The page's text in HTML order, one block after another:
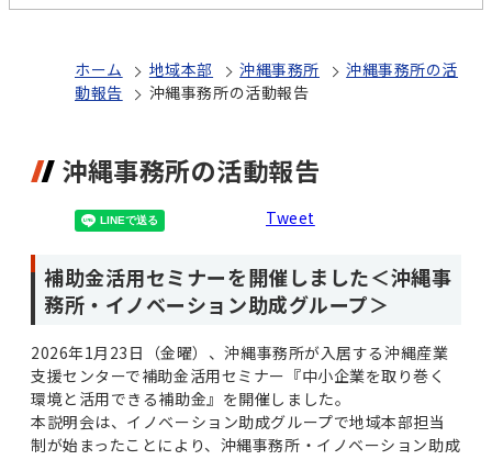
ホーム 地域本部 沖縄事務所
沖縄事務所の活
動報告
沖縄事務所の活動報告
沖縄事務所の活動報告
Tweet
補助金活用セミナーを開催しました＜沖縄事
務所・イノベーション助成グループ＞
2026年1月23日（金曜）、沖縄事務所が入居する沖縄産業
支援センターで補助金活用セミナー『中小企業を取り巻く
環境と活用できる補助金』を開催しました。
本説明会は、イノベーション助成グループで地域本部担当
制が始まったことにより、沖縄事務所・イノベーション助成